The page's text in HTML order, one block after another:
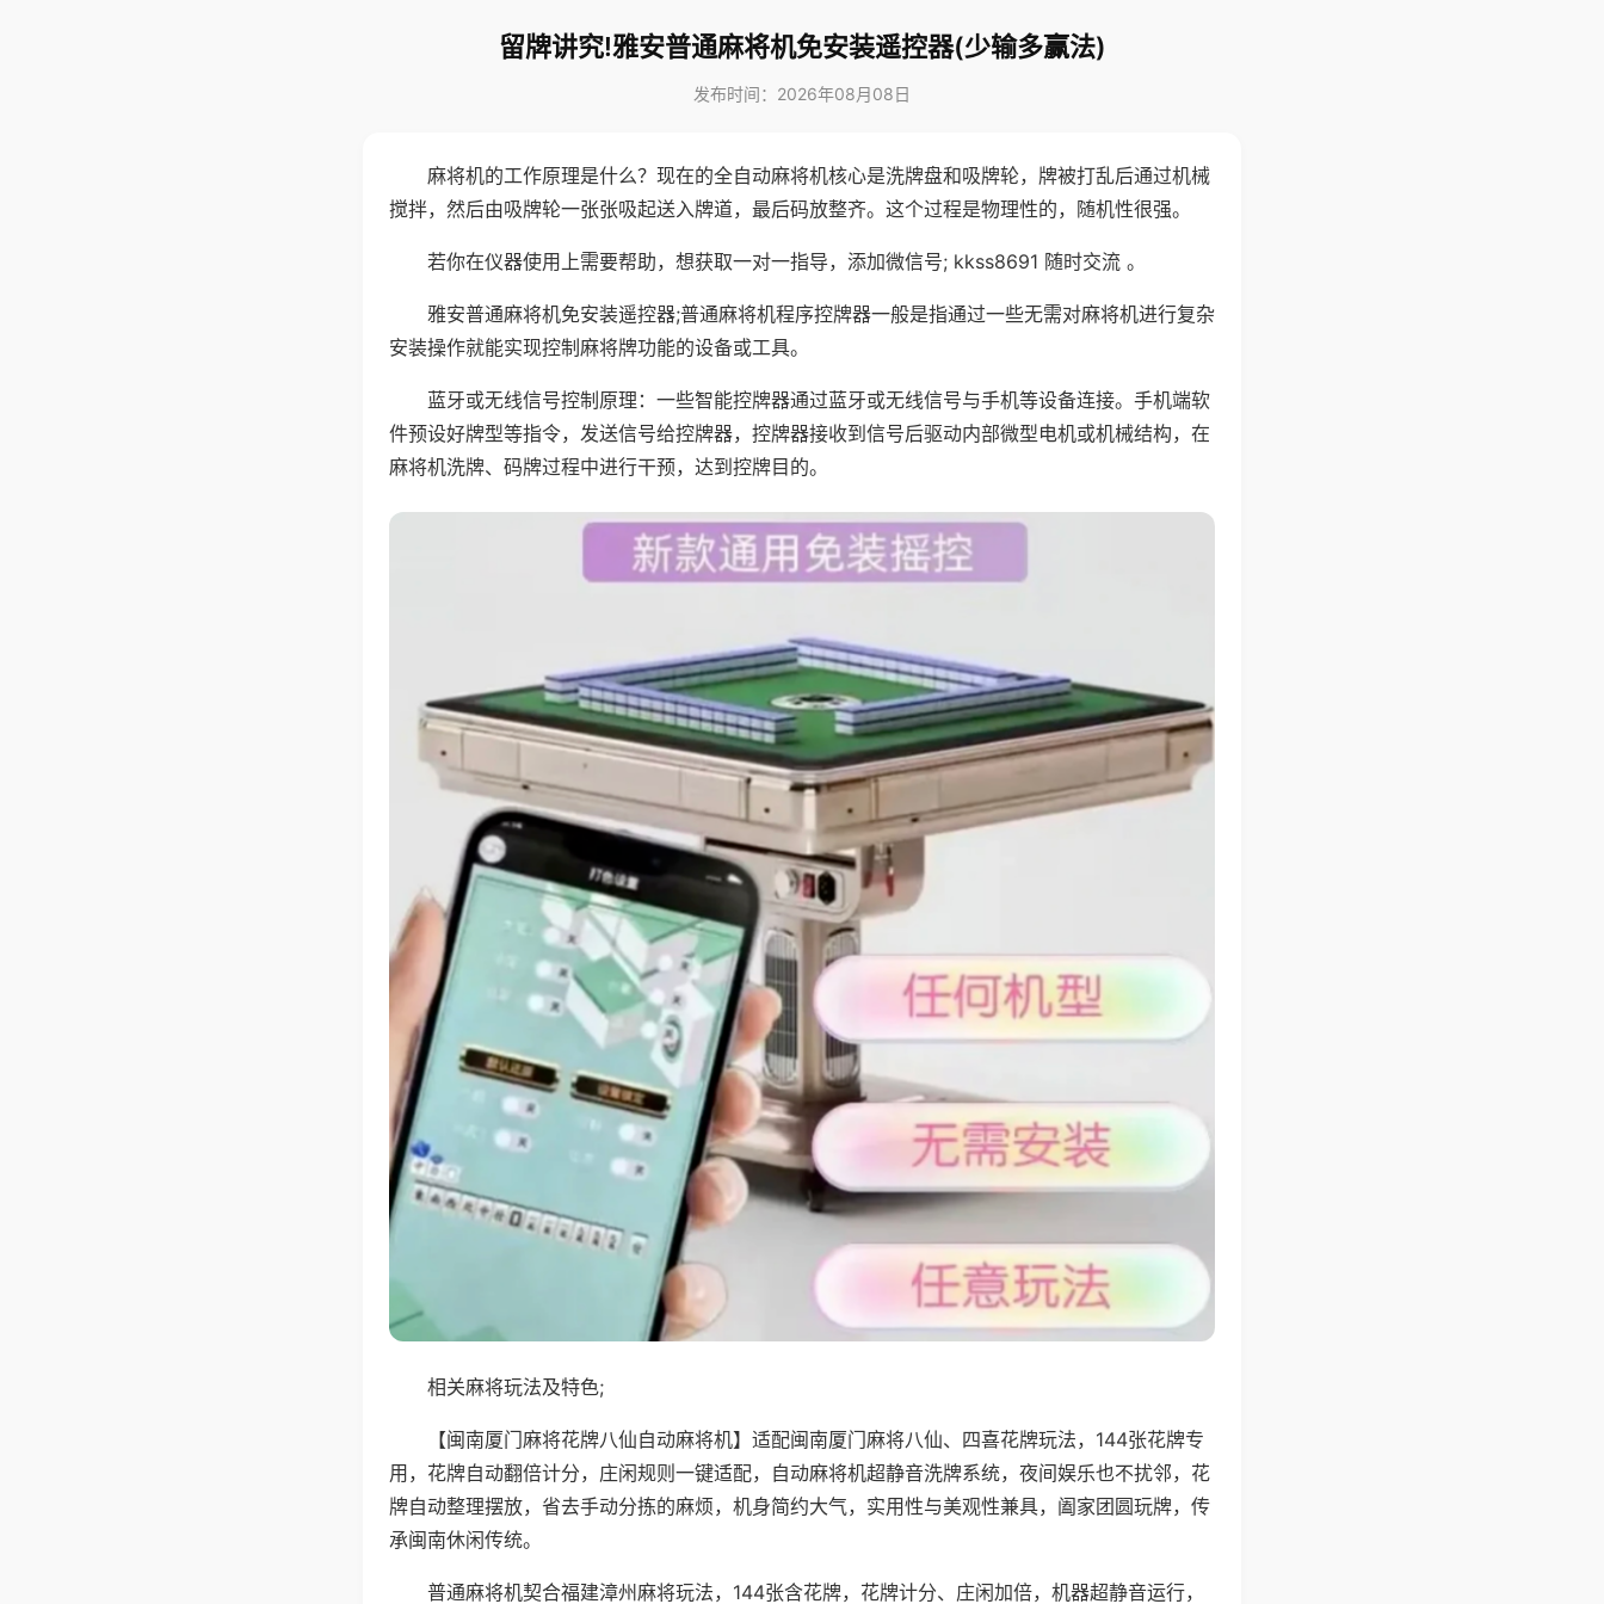
留牌讲究!雅安普通麻将机免安装遥控器(少输多赢法)
发布时间：2026年08月08日
麻将机的工作原理是什么？现在的全自动麻将机核心是洗牌盘和吸牌轮，牌被打乱后通过机械
搅拌，然后由吸牌轮一张张吸起送入牌道，最后码放整齐。这个过程是物理性的，随机性很强。
若你在仪器使用上需要帮助，想获取一对一指导，添加微信号; kkss8691 随时交流 。
雅安普通麻将机免安装遥控器;普通麻将机程序控牌器一般是指通过一些无需对麻将机进行复杂
安装操作就能实现控制麻将牌功能的设备或工具。
蓝牙或无线信号控制原理：一些智能控牌器通过蓝牙或无线信号与手机等设备连接。手机端软
件预设好牌型等指令，发送信号给控牌器，控牌器接收到信号后驱动内部微型电机或机械结构，在
麻将机洗牌、码牌过程中进行干预，达到控牌目的。
相关麻将玩法及特色;
【闽南厦门麻将花牌八仙自动麻将机】适配闽南厦门麻将八仙、四喜花牌玩法，144张花牌专
用，花牌自动翻倍计分，庄闲规则一键适配，自动麻将机超静音洗牌系统，夜间娱乐也不扰邻，花
牌自动整理摆放，省去手动分拣的麻烦，机身简约大气，实用性与美观性兼具，阖家团圆玩牌，传
承闽南休闲传统。
普通麻将机契合福建漳州麻将玩法，144张含花牌，花牌计分、庄闲加倍，机器超静音运行，